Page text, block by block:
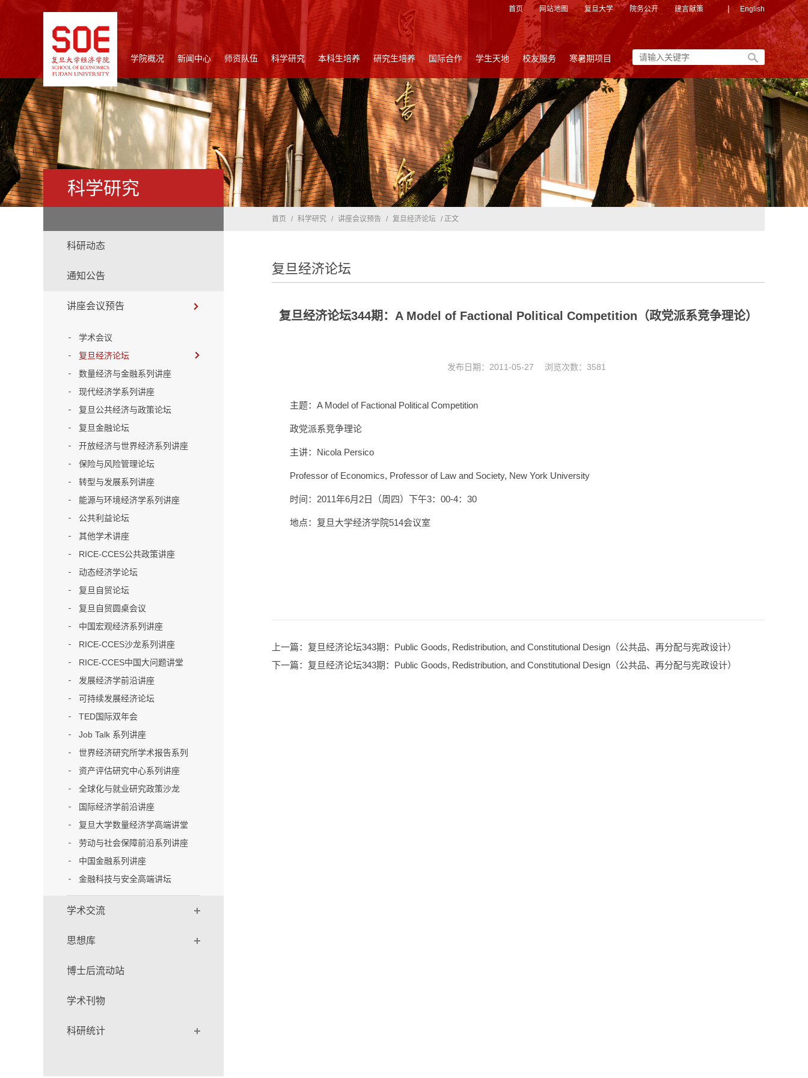
首页 网站地图 复旦大学 院务公开 建言献策 | English
学院概况 新闻中心 师资队伍 科学研究 本科生培养 研究生培养 国际合作 学生天地 校友服务 寒暑期项目
科学研究
科研动态
通知公告
讲座会议预告
学术会议
复旦经济论坛
数量经济与金融系列讲座
现代经济学系列讲座
复旦公共经济与政策论坛
复旦金融论坛
开放经济与世界经济系列讲座
保险与风险管理论坛
转型与发展系列讲座
能源与环境经济学系列讲座
公共利益论坛
其他学术讲座
RICE-CCES公共政策讲座
动态经济学论坛
复旦自贸论坛
复旦自贸圆桌会议
中国宏观经济系列讲座
RICE-CCES沙龙系列讲座
RICE-CCES中国大问题讲堂
发展经济学前沿讲座
可持续发展经济论坛
TED国际双年会
Job Talk 系列讲座
世界经济研究所学术报告系列
资产评估研究中心系列讲座
全球化与就业研究政策沙龙
国际经济学前沿讲座
复旦大学数量经济学高端讲堂
劳动与社会保障前沿系列讲座
中国金融系列讲座
金融科技与安全高端讲坛
学术交流
思想库
博士后流动站
学术刊物
科研统计
首页 / 科学研究 / 讲座会议预告 / 复旦经济论坛 / 正文
复旦经济论坛
复旦经济论坛344期：A Model of Factional Political Competition（政党派系竞争理论）
发布日期：2011-05-27 浏览次数： 3581
主题：A Model of Factional Political Competition
政党派系竞争理论
主讲：Nicola Persico
Professor of Economics, Professor of Law and Society, New York University
时间：2011年6月2日（周四）下午3：00-4：30
地点：复旦大学经济学院514会议室
上一篇：复旦经济论坛343期：Public Goods, Redistribution, and Constitutional Design（公共品、再分配与宪政设计）
下一篇：复旦经济论坛343期：Public Goods, Redistribution, and Constitutional Design（公共品、再分配与宪政设计）